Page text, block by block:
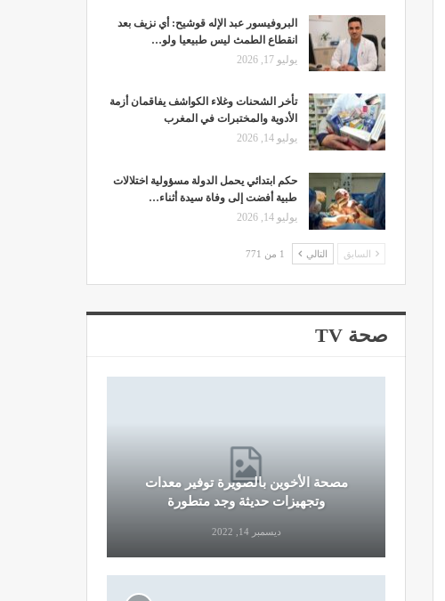
البروفيسور عبد الإله قوشيح: أي نزيف بعد
انقطاع الطمث ليس طبيعيا ولو…
يوليو 17, 2026
تأخر الشحنات وغلاء الكواشف يفاقمان أزمة
الأدوية والمختبرات في المغرب
يوليو 14, 2026
حكم ابتدائي يحمل الدولة مسؤولية اختلالات
طبية أفضت إلى وفاة سيدة أثناء…
يوليو 14, 2026
السابق التالي 1 من 771
صحة TV
مصحة الأخوين بالصويرة توفير معدات
وتجهيزات حديثة وجد متطورة
ديسمبر 14, 2022